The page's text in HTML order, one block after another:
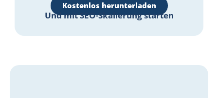
Kostenlos herunterladen
Und mit SEO-Skalierung starten